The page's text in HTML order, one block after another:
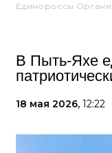
Единороссы
В Пыть-Яхе
18 мая 2026, 12:22